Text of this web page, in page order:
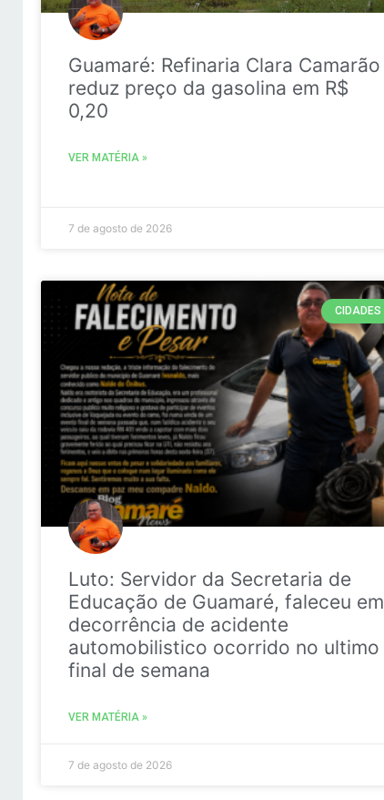
Guamaré: Refinaria Clara Camarão
reduz preço da gasolina em R$
0,20
VER MATÉRIA »
7 de agosto de 2026
CIDADES
Luto: Servidor da Secretaria de
Educação de Guamaré, faleceu em
decorrência de acidente
automobilistico ocorrido no ultimo
final de semana
VER MATÉRIA »
7 de agosto de 2026